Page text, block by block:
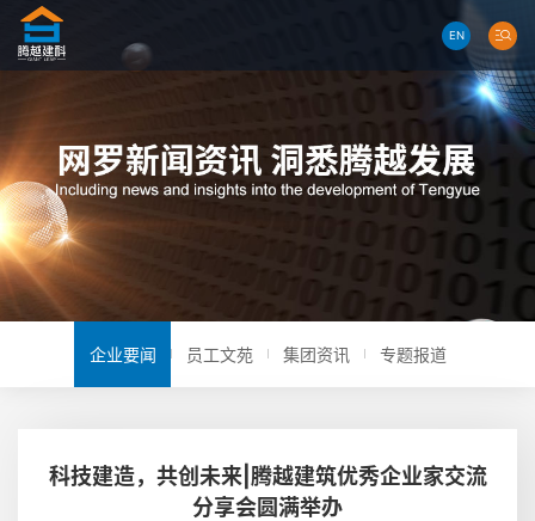
EN
企业要闻 员工文苑 集团资讯 专题报道
科技建造，共创未来|腾越建筑优秀企业家交流
分享会圆满举办